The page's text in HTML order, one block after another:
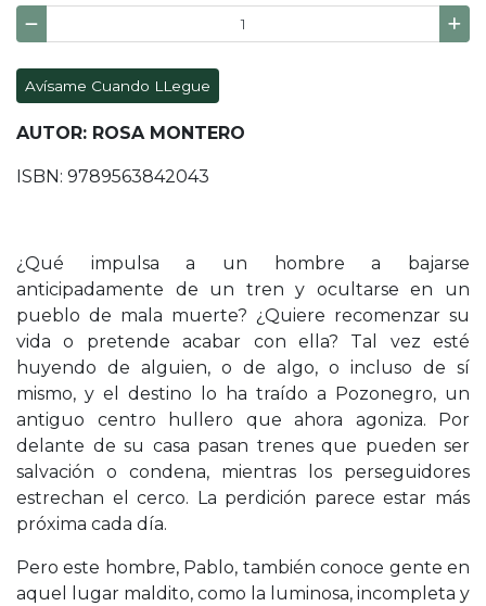
Avísame Cuando LLegue
AUTOR: ROSA MONTERO
ISBN: 9789563842043
¿Qué impulsa a un hombre a bajarse
anticipadamente de un tren y ocultarse en un
pueblo de mala muerte? ¿Quiere recomenzar su
vida o pretende acabar con ella? Tal vez esté
huyendo de alguien, o de algo, o incluso de sí
mismo, y el destino lo ha traído a Pozonegro, un
antiguo centro hullero que ahora agoniza. Por
delante de su casa pasan trenes que pueden ser
salvación o condena, mientras los perseguidores
estrechan el cerco. La perdición parece estar más
próxima cada día.
Pero este hombre, Pablo, también conoce gente en
aquel lugar maldito, como la luminosa, incompleta y